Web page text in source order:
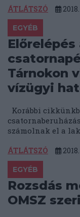
ÁTLÁTSZÓ
EGYÉB
Tárnokon
vízügyi
Korábbi
számolnak el a
ÁTLÁTSZÓ
EGYÉB
Rozsdás
OMSZ